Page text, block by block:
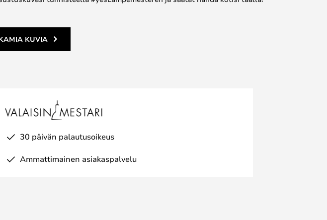
KUVIA
30 päivän palautusoikeus
Ammattimainen asiakaspalvelu